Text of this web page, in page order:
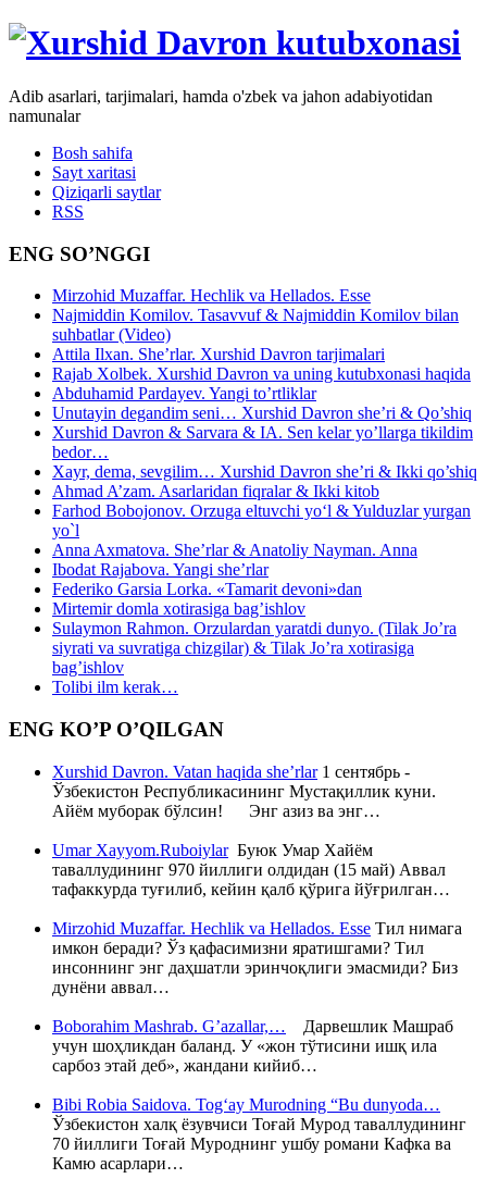
Adib asarlari, tarjimalari, hamda o'zbek va jahon adabiyotidan
namunalar
Bosh sahifa
Sayt xaritasi
Qiziqarli saytlar
RSS
ENG SO’NGGI
Mirzohid Muzaffar. Hechlik va Hellados. Esse
Najmiddin Komilov. Tasavvuf & Najmiddin Komilov bilan
suhbatlar (Video)
Attila Ilxan. She’rlar. Xurshid Davron tarjimalari
Rajab Xolbek. Xurshid Davron va uning kutubxonasi haqida
Abduhamid Pardayev. Yangi to’rtliklar
Unutayin degandim seni… Xurshid Davron she’ri & Qo’shiq
Xurshid Davron & Sarvara & IA. Sen kelar yo’llarga tikildim
bedor…
Xayr, dema, sevgilim… Xurshid Davron she’ri & Ikki qo’shiq
Ahmad A’zam. Asarlaridan fiqralar & Ikki kitob
Farhod Bobojonov. Orzuga eltuvchi yo‘l & Yulduzlar yurgan
yo`l
Anna Axmatova. She’rlar & Anatoliy Nayman. Anna
Ibodat Rajabova. Yangi she’rlar
Federiko Garsia Lorka. «Tamarit devoni»dan
Mirtemir domla xotirasiga bag’ishlov
Sulaymon Rahmon. Orzulardan yaratdi dunyo. (Tilak Jo’ra
siyrati va suvratiga chizgilar) & Tilak Jo’ra xotirasiga
bag’ishlov
Tolibi ilm kerak…
ENG KO’P O’QILGAN
Xurshid Davron. Vatan haqida she’rlar1 сентябрь -
Ўзбекистон Республикасининг Мустақиллик куни.
Айём муборак бўлсин! Энг азиз ва энг…
Umar Xayyom.RuboiylarБуюк Умар Хайём
таваллудининг 970 йиллиги олдидан (15 май) Аввал
тафаккурда туғилиб, кейин қалб қўрига йўғрилган…
Mirzohid Muzaffar. Hechlik va Hellados. Esse Тил нимага
имкон беради? Ўз қафасимизни яратишгами? Тил
инсоннинг энг даҳшатли эринчоқлиги эмасмиди? Биз
дунёни аввал…
Boborahim Mashrab. G’azallar,… Дарвешлик Машраб
учун шоҳликдан баланд. У «жон тўтисини ишқ ила
сарбоз этай деб», жандани кийиб…
Bibi Robia Saidova. Tog‘ay Murodning “Bu dunyoda…
Ўзбекистон халқ ёзувчиси Тоғай Мурод таваллудининг
70 йиллиги Тоғай Муроднинг ушбу романи Кафка ва
Камю асарлари…